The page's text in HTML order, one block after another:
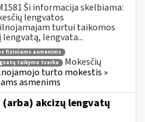
Ši informacija skelbiama:
lengvatos
turtui taikomos
lengvata...
fiziniams asmenims
taikymo tvarka
Mokesčių
turto mokestis »
asmenims
(arba) akcizų lengvatų